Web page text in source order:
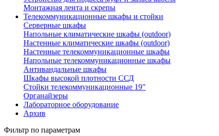
Монтажная лента и скрепы
Телекоммуникационные шкафы и стойки
Серверные шкафы
Напольные климатические шкафы (outdoor)
Настенные климатические шкафы (outdoor)
Настенные телекоммуникационные шкафы
Напольные телекоммуникационные шкафы
Антивандальные шкафы
Шкафы высокой плотности ССД
Стойки телекоммуникационные 19"
Органайзеры
Лабораторное оборудование
Архив
Фильтр по параметрам